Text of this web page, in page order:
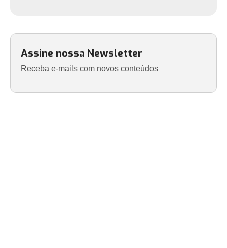
Assine nossa Newsletter
Receba e-mails com novos conteúdos